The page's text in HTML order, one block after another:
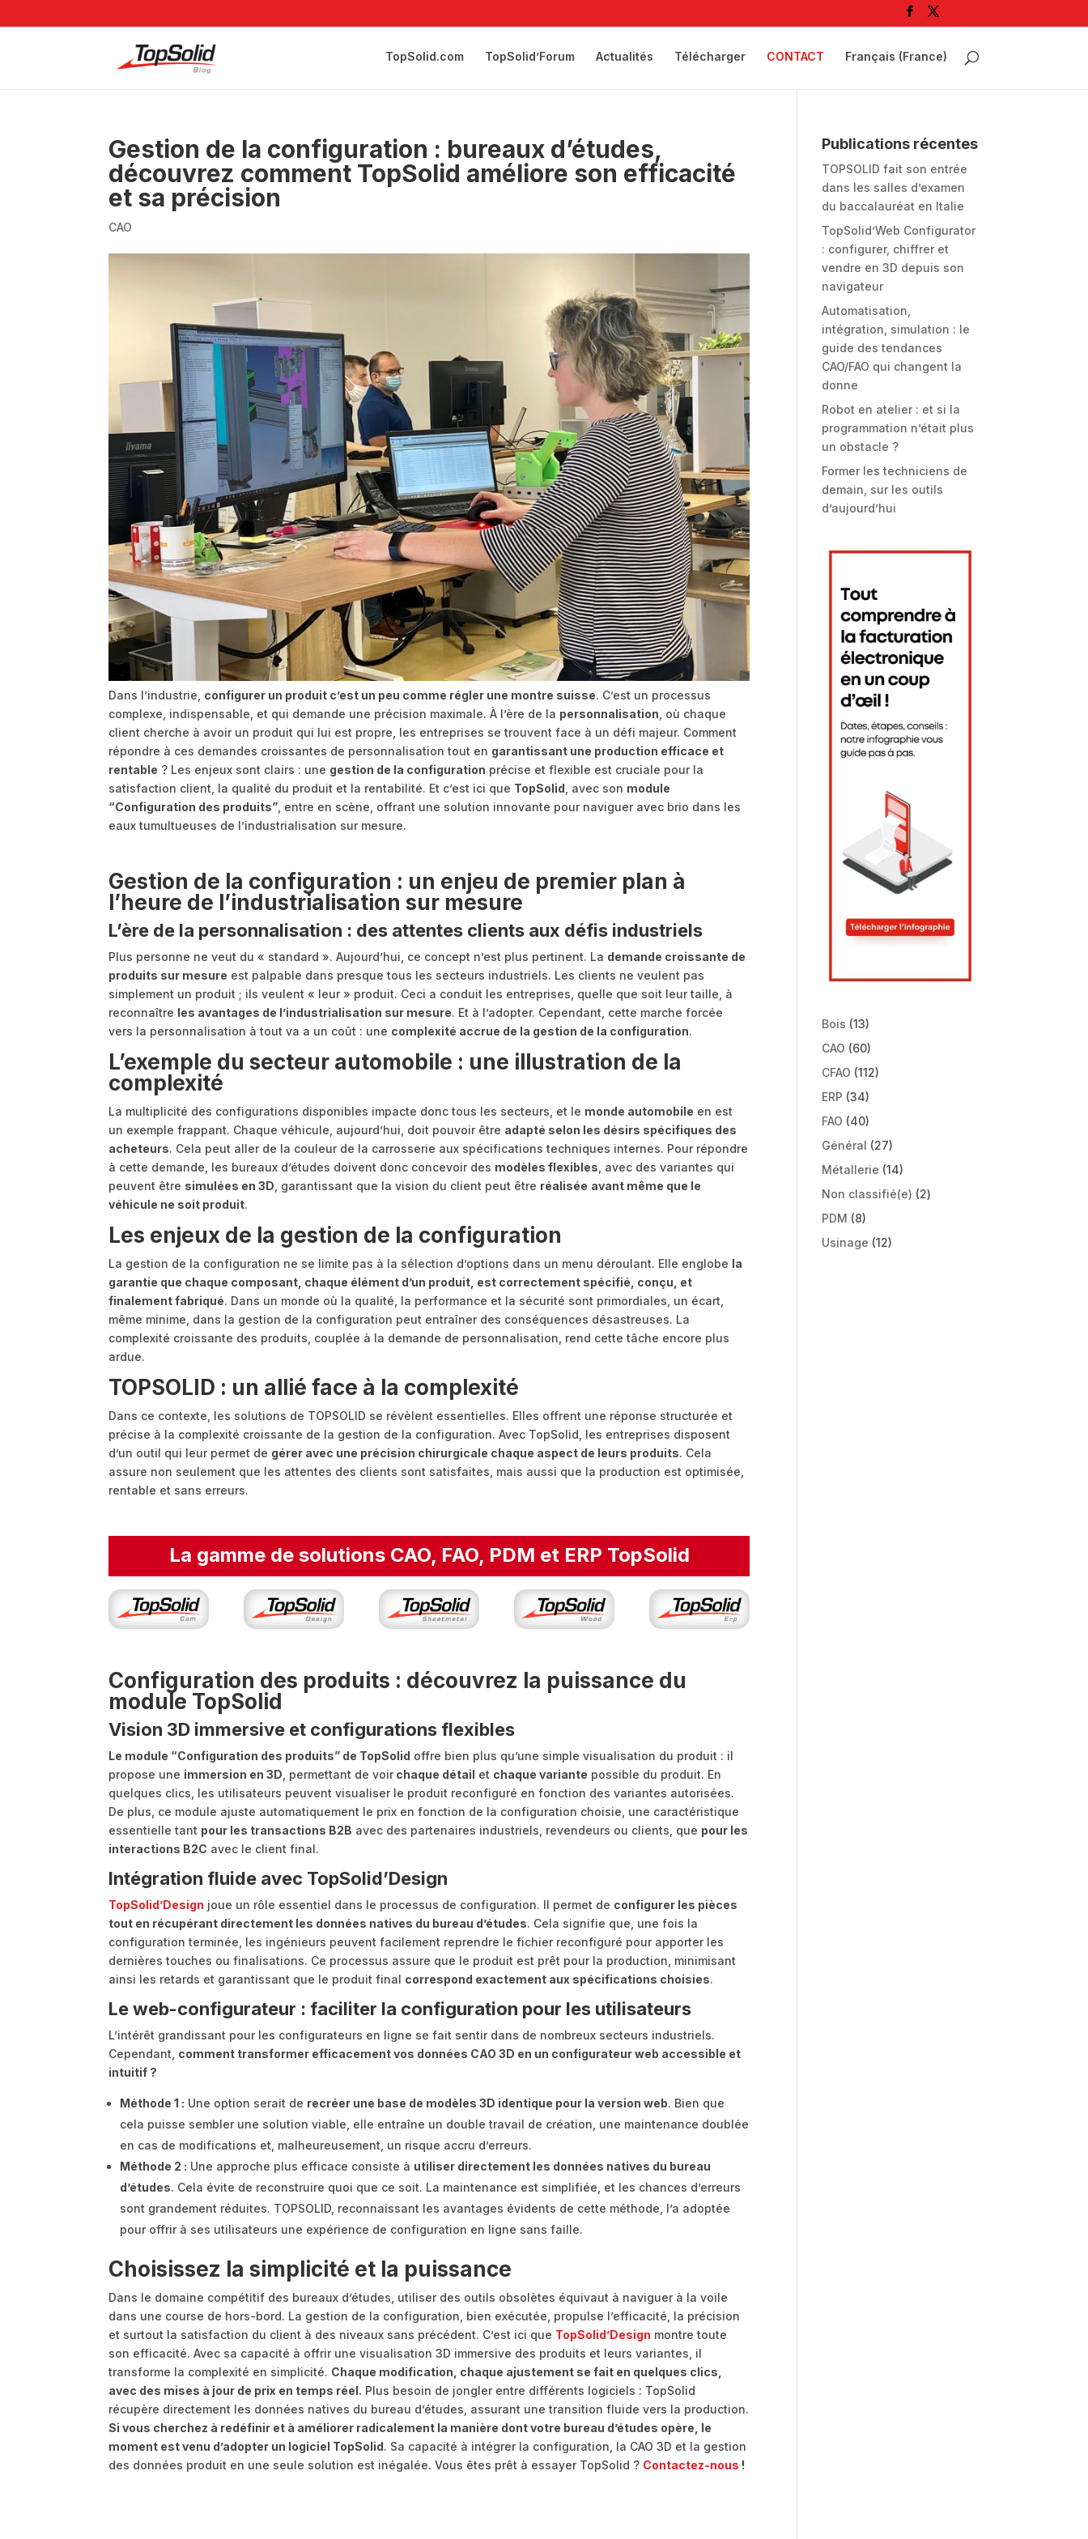
TopSolid.com TopSolid’Forum Actualités Télécharger CONTACT Français (France)
Gestion de la configuration : bureaux d’études,
découvrez comment TopSolid améliore son efficacité
et sa précision
CAO
Dans l’industrie, configurer un produit c’est un peu comme régler une montre suisse. C’est un processus
complexe, indispensable, et qui demande une précision maximale. À l’ère de la personnalisation , où chaque
client cherche à avoir un produit qui lui est propre, les entreprises se trouvent face à un défi majeur. Comment
répondre à ces demandes croissantes de personnalisation tout en garantissant une production efficace et
rentable ? Les enjeux sont clairs : une gestion de la configuration précise et flexible est cruciale pour la
satisfaction client, la qualité du produit et la rentabilité. Et c’est ici que TopSolid , avec son module
“Configuration des produits” , entre en scène, offrant une solution innovante pour naviguer avec brio dans les
eaux tumultueuses de l’industrialisation sur mesure.
Gestion de la configuration : un enjeu de premier plan à
l’heure de l’industrialisation sur mesure
L’ère de la personnalisation : des attentes clients aux défis industriels
Plus personne ne veut du « standard ». Aujourd’hui, ce concept n’est plus pertinent. La demande croissante de
produits sur mesure est palpable dans presque tous les secteurs industriels. Les clients ne veulent pas
simplement un produit ; ils veulent « leur » produit. Ceci a conduit les entreprises, quelle que soit leur taille, à
reconnaître les avantages de l’industrialisation sur mesure. Et à l’adopter. Cependant, cette marche forcée
vers la personnalisation à tout va a un coût : une complexité accrue de la gestion de la configuration.
L’exemple du secteur automobile : une illustration de la
complexité
La multiplicité des configurations disponibles impacte donc tous les secteurs, et le monde automobile en est
un exemple frappant. Chaque véhicule, aujourd’hui, doit pouvoir être adapté selon les désirs spécifiques des
acheteurs. Cela peut aller de la couleur de la carrosserie aux spécifications techniques internes. Pour répondre
à cette demande, les bureaux d’études doivent donc concevoir des modèles flexibles , avec des variantes qui
peuvent être simulées en 3D , garantissant que la vision du client peut être réalisée avant même que le
véhicule ne soit produit.
Les enjeux de la gestion de la configuration
La gestion de la configuration ne se limite pas à la sélection d’options dans un menu déroulant. Elle englobe la
garantie que chaque composant, chaque élément d’un produit, est correctement spécifié, conçu, et
finalement fabriqué. Dans un monde où la qualité, la performance et la sécurité sont primordiales, un écart,
même minime, dans la gestion de la configuration peut entraîner des conséquences désastreuses. La
complexité croissante des produits, couplée à la demande de personnalisation, rend cette tâche encore plus
ardue.
TOPSOLID : un allié face à la complexité
Dans ce contexte, les solutions de TOPSOLID se révèlent essentielles. Elles offrent une réponse structurée et
précise à la complexité croissante de la gestion de la configuration. Avec TopSolid, les entreprises disposent
d’un outil qui leur permet de gérer avec une précision chirurgicale chaque aspect de leurs produits. Cela
assure non seulement que les attentes des clients sont satisfaites, mais aussi que la production est optimisée,
rentable et sans erreurs.
La gamme de solutions CAO, FAO, PDM et ERP TopSolid
Configuration des produits : découvrez la puissance du
module TopSolid
Vision 3D immersive et configurations flexibles
Le module “Configuration des produits” de TopSolid offre bien plus qu’une simple visualisation du produit : il
propose une immersion en 3D , permettant de voirchaque détail et chaque variante possible du produit. En
quelques clics, les utilisateurs peuvent visualiser le produit reconfiguré en fonction des variantes autorisées.
De plus, ce module ajuste automatiquement le prix en fonction de la configuration choisie, une caractéristique
essentielle tant pour les transactions B2B avec des partenaires industriels, revendeurs ou clients, que pour les
interactions B2C avec le client final.
Intégration fluide avec TopSolid’Design
TopSolid’Design joue un rôle essentiel dans le processus de configuration. Il permet de configurer les pièces
tout en récupérant directement les données natives du bureau d’études. Cela signifie que, une fois la
configuration terminée, les ingénieurs peuvent facilement reprendre le fichier reconfiguré pour apporter les
dernières touches ou finalisations. Ce processus assure que le produit est prêt pour la production, minimisant
ainsi les retards et garantissant que le produit final correspond exactement aux spécifications choisies.
Le web-configurateur : faciliter la configuration pour les utilisateurs
L’intérêt grandissant pour les configurateurs en ligne se fait sentir dans de nombreux secteurs industriels.
Cependant, comment transformer efficacement vos données CAO 3D en un configurateur web accessible et
intuitif ?
Méthode 1 : Une option serait de recréer une base de modèles 3D identique pour la version web. Bien que
cela puisse sembler une solution viable, elle entraîne un double travail de création, une maintenance doublée
en cas de modifications et, malheureusement, un risque accru d’erreurs.
Méthode 2 : Une approche plus efficace consiste à utiliser directement les données natives du bureau
d’études. Cela évite de reconstruire quoi que ce soit. La maintenance est simplifiée, et les chances d’erreurs
sont grandement réduites. TOPSOLID, reconnaissant les avantages évidents de cette méthode, l’a adoptée
pour offrir à ses utilisateurs une expérience de configuration en ligne sans faille.
Choisissez la simplicité et la puissance
Dans le domaine compétitif des bureaux d’études, utiliser des outils obsolètes équivaut à naviguer à la voile
dans une course de hors-bord. La gestion de la configuration, bien exécutée, propulse l’efficacité, la précision
et surtout la satisfaction du client à des niveaux sans précédent. C’est ici que TopSolid’Design montre toute
son efficacité. Avec sa capacité à offrir une visualisation 3D immersive des produits et leurs variantes, il
transforme la complexité en simplicité. Chaque modification, chaque ajustement se fait en quelques clics,
avec des mises à jour de prix en temps réel. Plus besoin de jongler entre différents logiciels : TopSolid
récupère directement les données natives du bureau d’études, assurant une transition fluide vers la production.
Si vous cherchez à redéfinir et à améliorer radicalement la manière dont votre bureau d’études opère, le
moment est venu d’adopter un logiciel TopSolid. Sa capacité à intégrer la configuration, la CAO 3D et la gestion
des données produit en une seule solution est inégalée. Vous êtes prêt à essayer TopSolid ? Contactez-nous !
Publications récentes
TOPSOLID fait son entrée
dans les salles d’examen
du baccalauréat en Italie
TopSolid’Web Configurator
: configurer, chiffrer et
vendre en 3D depuis son
navigateur
Automatisation,
intégration, simulation : le
guide des tendances
CAO/FAO qui changent la
donne
Robot en atelier : et si la
programmation n’était plus
un obstacle ?
Former les techniciens de
demain, sur les outils
d’aujourd’hui
Bois (13)
CAO (60)
CFAO (112)
ERP (34)
FAO (40)
Général (27)
Métallerie (14)
Non classifié(e) (2)
PDM (8)
Usinage (12)